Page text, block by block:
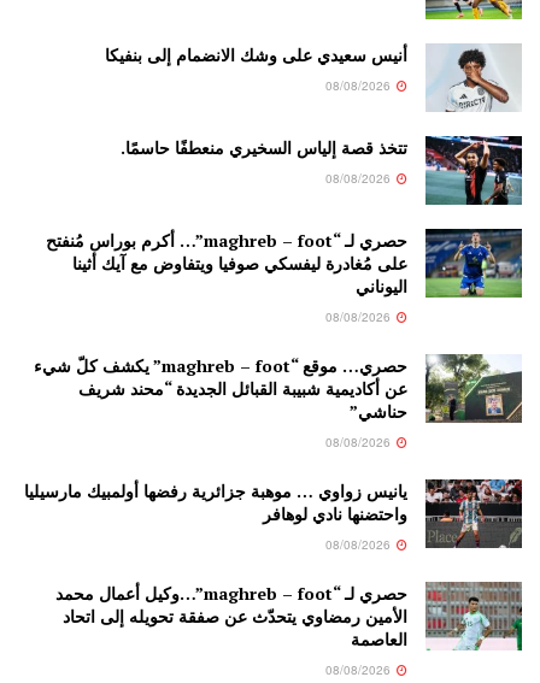
أنيس سعيدي على وشك الانضمام إلى بنفيكا
تتخذ قصة إلياس السخيري منعطفًا حاسمًا.
حصري لـ “maghreb – foot”… أكرم بوراس مُنفتح
على مُغادرة ليفسكي صوفيا ويتفاوض مع آيك أثينا
اليوناني
حصري… موقع “maghreb – foot” يكشف كلّ شيء
عن أكاديمية شبيبة القبائل الجديدة “محند شريف
حناشي”
يانيس زواوي … موهبة جزائرية رفضها أولمبيك مارسيليا
واحتضنها نادي لوهافر
حصري لـ “maghreb – foot”…وكيل أعمال محمد
الأمين رمضاوي يتحدّث عن صفقة تحويله إلى اتحاد
العاصمة